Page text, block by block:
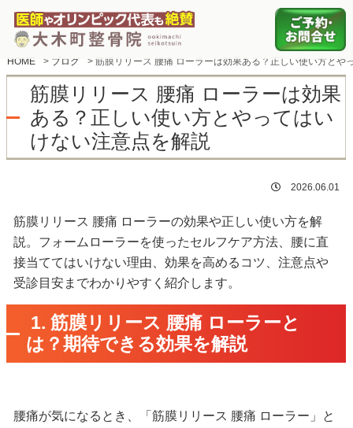
HOME > ブログ > 筋膜リリース 腰痛 ローラーは効果ある？正しい使い方とや
筋膜リリース 腰痛 ローラーは効果
ある？正しい使い方とやってはい
けない注意点を解説
2026.06.01
筋膜リリース 腰痛 ローラーの効果や正しい使い方を解
説。フォームローラーを使ったセルフケア方法、腰に直
接当ててはいけない理由、効果を高めるコツ、注意点や
受診目安までわかりやすく紹介します。
1. 筋膜リリース 腰痛 ローラーと
は？期待できる効果を解説
腰痛が気になるとき、「筋膜リリース 腰痛 ローラー」と